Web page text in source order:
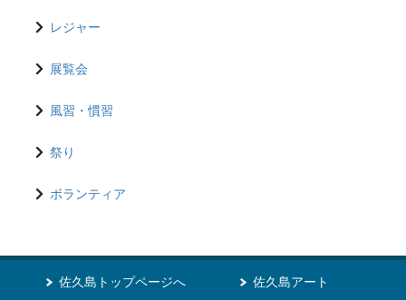
レジャー
展覧会
風習・慣習
祭り
ボランティア
佐久島トップページへ 佐久島アート